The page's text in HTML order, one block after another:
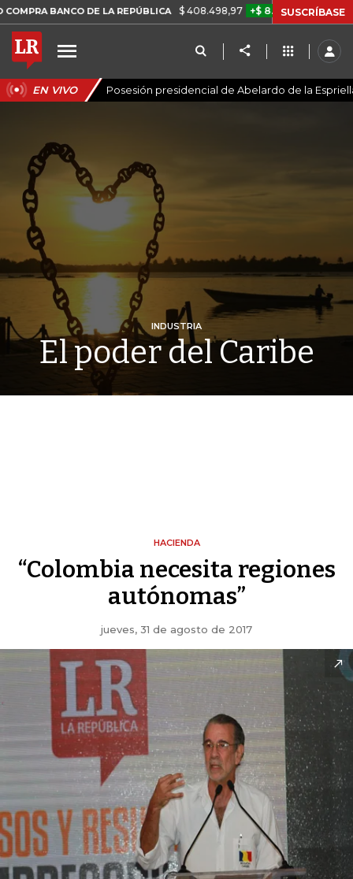
DE LA REPÚBLICA $ 408.498,97 +$ 8.753,81 +2,19% TASA
SUSCRÍBASE
EN VIVO Posesión presidencial de Abelardo de la
INDUSTRIA
El poder del Caribe
HACIENDA
“Colombia necesita regiones
autónomas”
jueves, 31 de agosto de 2017